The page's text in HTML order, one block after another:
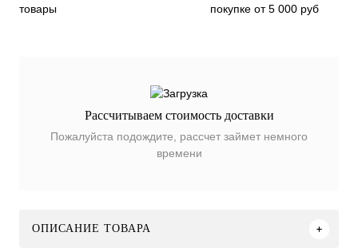
товары
покупке от 5 000 руб
Рассчитываем стоимость доставки
Пожалуйста подождите, рассчет займет немного
времени
ОПИСАНИЕ ТОВАРА